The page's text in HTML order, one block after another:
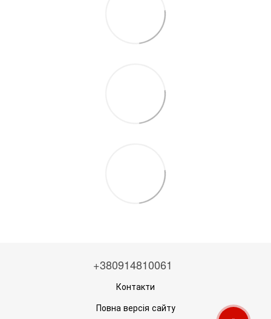
+380914810061
Контакти
Повна версія сайту